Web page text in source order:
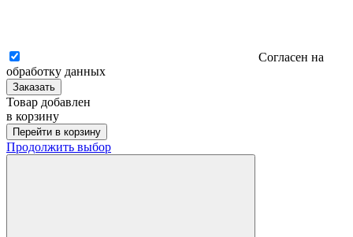
Согласен на
обработку данных
Заказать
Товар добавлен
в корзину
Перейти в корзину
Продолжить выбор